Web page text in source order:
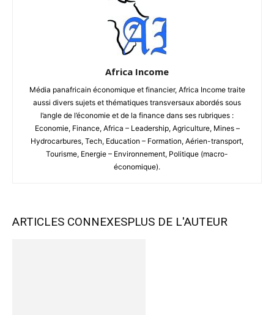
Africa Income
Média panafricain économique et financier, Africa Income traite
aussi divers sujets et thématiques transversaux abordés sous
l’angle de l’économie et de la finance dans ses rubriques :
Economie, Finance, Africa – Leadership, Agriculture, Mines –
Hydrocarbures, Tech, Education – Formation, Aérien-transport,
Tourisme, Energie – Environnement, Politique (macro-
économique).
ARTICLES CONNEXESPLUS DE L'AUTEUR